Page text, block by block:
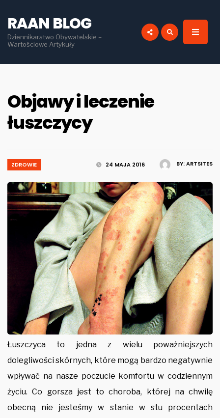
RAAN BLOG
Dziennikarstwo Obywatelskie –
Wartościowe Artykuły
Objawy i leczenie
łuszczycy
BY:ARTSITES
24 MAJA 2016
ZDROWIE
Łuszczyca to jedna z wielu poważniejszych
dolegliwości skórnych, które mogą bardzo negatywnie
wpływać na nasze poczucie komfortu w codziennym
życiu. Co gorsza jest to choroba, której na chwilę
obecną nie jesteśmy w stanie w stu procentach